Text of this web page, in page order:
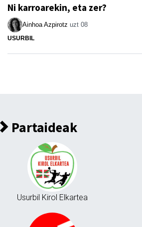
Ni karroarekin, eta zer?
Ainhoa Azpirotz uzt 08
USURBIL
Partaideak
Usurbil Kirol Elkartea